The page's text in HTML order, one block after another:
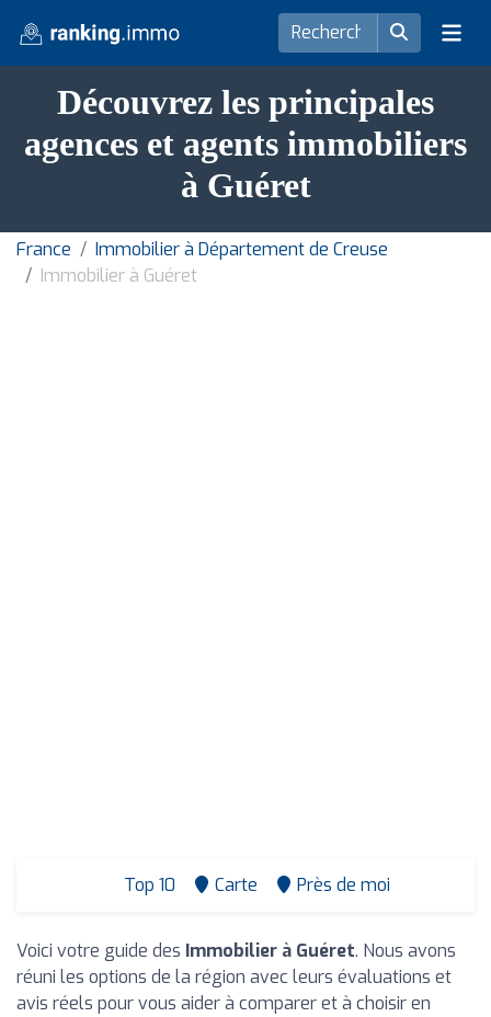
Découvrez les principales
agences et agents immobiliers
à Guéret
France
Immobilier à Département de Creuse
Immobilier à Guéret
Top 10 Carte Près de moi
Voici votre guide des Immobilier à Guéret. Nous avons
réuni les options de la région avec leurs évaluations et
avis réels pour vous aider à comparer et à choisir en